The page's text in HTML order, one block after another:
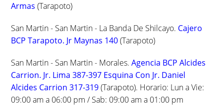
Armas (Tarapoto)
San Martin - San Martin - La Banda De Shilcayo. Cajero
BCP Tarapoto. Jr Maynas 140(Tarapoto)
San Martin - San Martin - Morales.Agencia BCP Alcides
Carrion. Jr. Lima 387-397 Esquina Con Jr. Daniel
Alcides Carrion 317-319(Tarapoto). Horario: Lun a Vie:
09:00 am a 06:00 pm / Sab: 09:00 am a 01:00 pm